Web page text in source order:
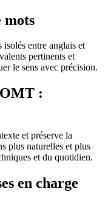
mots
isolés entre anglais et
pertinents et
le sens avec précision.
:
et préserve la
plus naturelles et plus
et du quotidien.
en charge